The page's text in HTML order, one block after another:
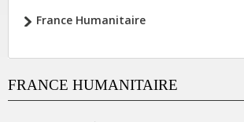
France Humanitaire
FRANCE HUMANITAIRE